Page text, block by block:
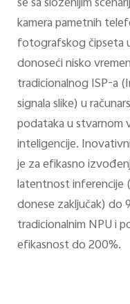
kamera pametnih
fotografskog čipseta
donoseći nisko
tradicionalnog ISP-a
signala slike) u
podataka u stvarnom
inteligencije.
je za efikasno
latentnost inferencije
donese zaključak) do
tradicionalnim NPU i
efikasnost do 200%.